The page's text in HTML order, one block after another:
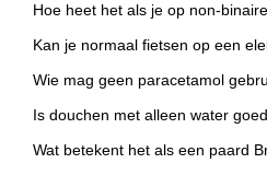
Hoe heet het als je op non-
Kan je normaal fietsen op een
Wie mag geen paracetamol
Is douchen met alleen water
Wat betekent het als een paard